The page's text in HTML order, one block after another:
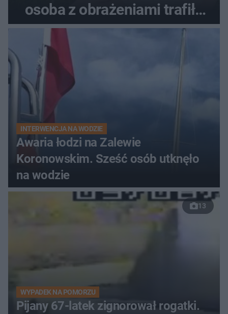
osoba z obrażeniami trafiła
do szpitala
INTERWENCJA NA WODZIE
Awaria łodzi na Zalewie
Koronowskim. Sześć osób utknęło
na wodzie
13
WYPADEK NA POMORZU
Pijany 67-latek zignorował rogatki.